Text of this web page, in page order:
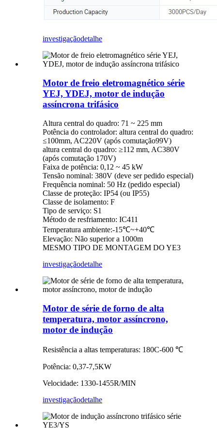
investigaçãodetalhe
Motor de freio eletromagnético série
YEJ, YDEJ, motor de indução
assíncrona trifásico
Altura central do quadro: 71 ~ 225 mm
Potência do controlador: altura central do quadro:
≤100mm, AC220V (após comutação99V)
altura central do quadro: ≥112 mm, AC380V
(após comutação 170V)
Faixa de potência: 0,12 ~ 45 kW
Tensão nominal: 380V (deve ser pedido especial)
Frequência nominal: 50 Hz (pedido especial)
Classe de proteção: IP54 (ou IP55)
Classe de isolamento: F
Tipo de serviço: S1
Método de resfriamento: IC411
Temperatura ambiente:-15℃~+40℃
Elevação: Não superior a 1000m
MESMO TIPO DE MONTAGEM DO YE3
investigaçãodetalhe
Motor de série de forno de alta
temperatura, motor assíncrono,
motor de indução
Resistência a altas temperaturas: 180C-600 ℃
Potência: 0,37-7,5KW
Velocidade: 1330-1455R/MIN
investigaçãodetalhe